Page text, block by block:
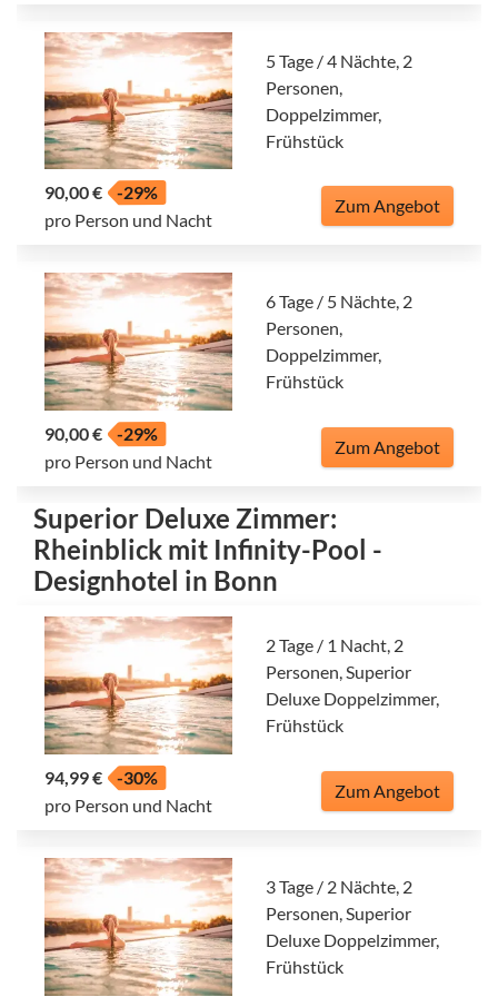
5 Tage / 4 Nächte, 2
Personen,
Doppelzimmer,
Frühstück
90,00 €
-29%
pro Person und Nacht
Zum Angebot
6 Tage / 5 Nächte, 2
Personen,
Doppelzimmer,
Frühstück
90,00 €
-29%
pro Person und Nacht
Zum Angebot
Superior Deluxe Zimmer:
Rheinblick mit Infinity-Pool -
Designhotel in Bonn
2 Tage / 1 Nacht, 2
Personen, Superior
Deluxe Doppelzimmer,
Frühstück
94,99 €
-30%
pro Person und Nacht
Zum Angebot
3 Tage / 2 Nächte, 2
Personen, Superior
Deluxe Doppelzimmer,
Frühstück